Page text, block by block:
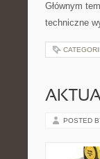
Głównym
techniczne
POSTED